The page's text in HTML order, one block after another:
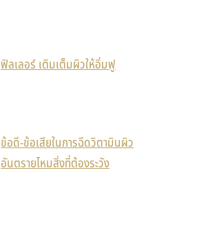
ฟิลเลอร์ เติมเต็มผิวให้อิ่มฟู
ข้อดี-ข้อเสียในการฉีดวิตามินผิว
อันตรายไหมสิ่งที่ต้องระวัง